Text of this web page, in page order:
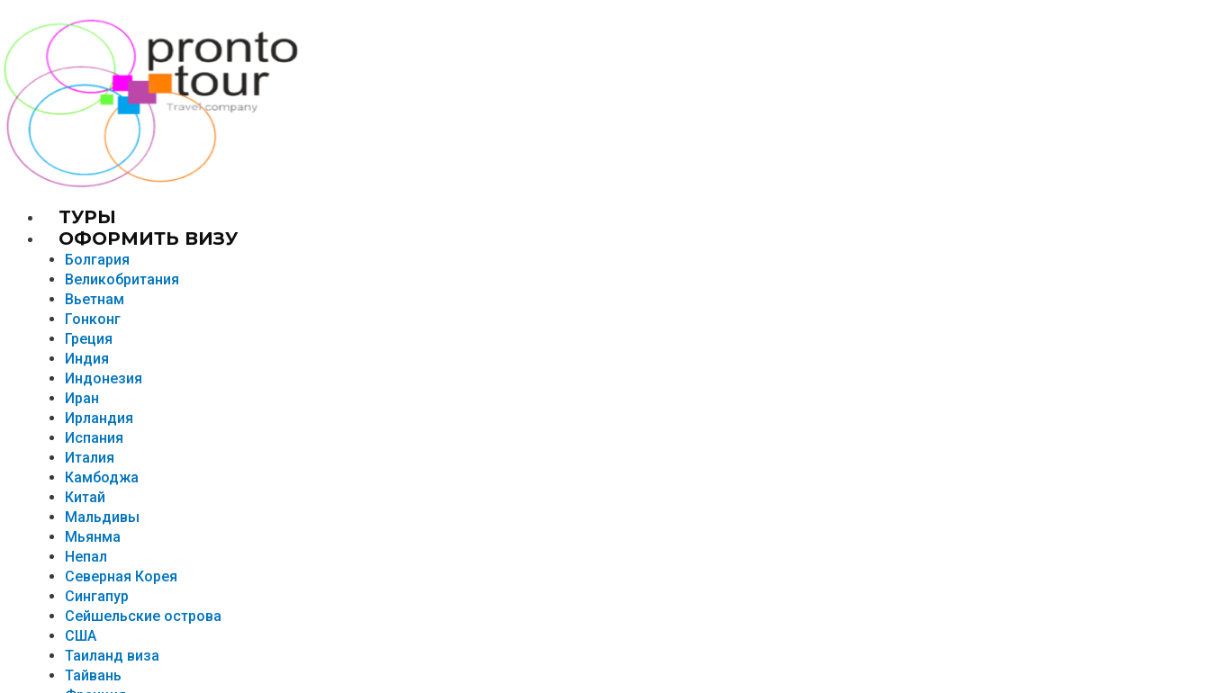
TУРЫ
ОФОРМИТЬ ВИЗУ
Болгария
Великобритания
Вьетнам
Гонконг
Греция
Индия
Индонезия
Иран
Ирландия
Испания
Италия
Камбоджа
Китай
Мальдивы
Мьянма
Непал
Северная Корея
Сингапур
Сейшельские острова
США
Таиланд виза
Тайвань